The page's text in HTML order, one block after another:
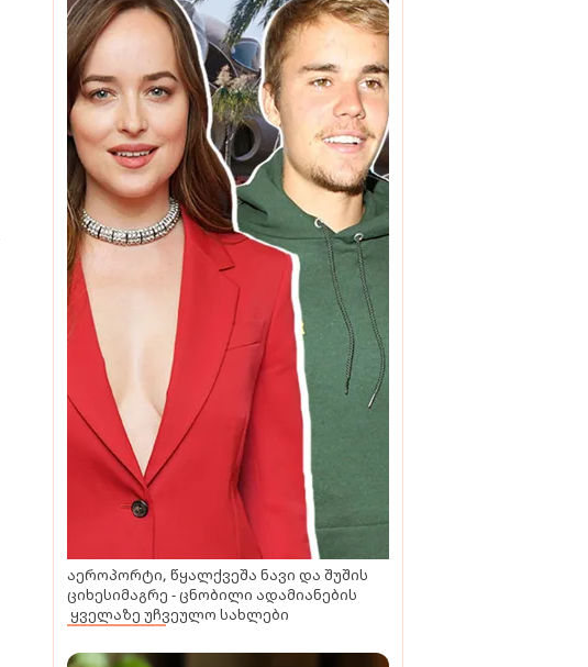
აეროპორტი, წყალქვეშა ნავი და შუშის
ციხესიმაგრე - ცნობილი ადამიანების
ყველაზე უჩვეულო სახლები